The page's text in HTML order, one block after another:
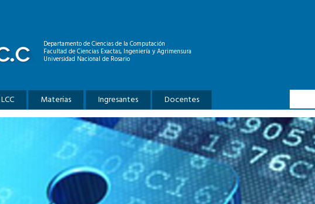
Departamento de Ciencias de la Computación
Facultad de Ciencias Exactas, Ingeniería y Agrimensura
Universidad Nacional de Rosario
LCC Materias Ingresantes Docentes